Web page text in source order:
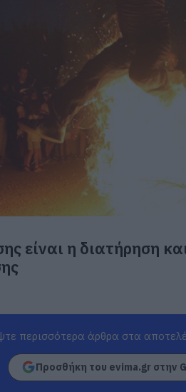
είναι η διατήρηση
περισσότερα άρθρα στα
Προσθήκη του evima.gr στην